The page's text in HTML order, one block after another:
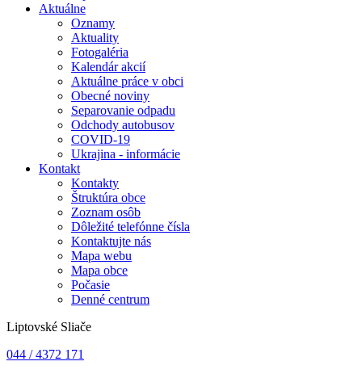
Aktuálne
Oznamy
Aktuality
Fotogaléria
Kalendár akcií
Aktuálne práce v obci
Obecné noviny
Separovanie odpadu
Odchody autobusov
COVID-19
Ukrajina - informácie
Kontakt
Kontakty
Štruktúra obce
Zoznam osôb
Dôležité telefónne čísla
Kontaktujte nás
Mapa webu
Mapa obce
Počasie
Denné centrum
Liptovské Sliače
044 / 4372 171